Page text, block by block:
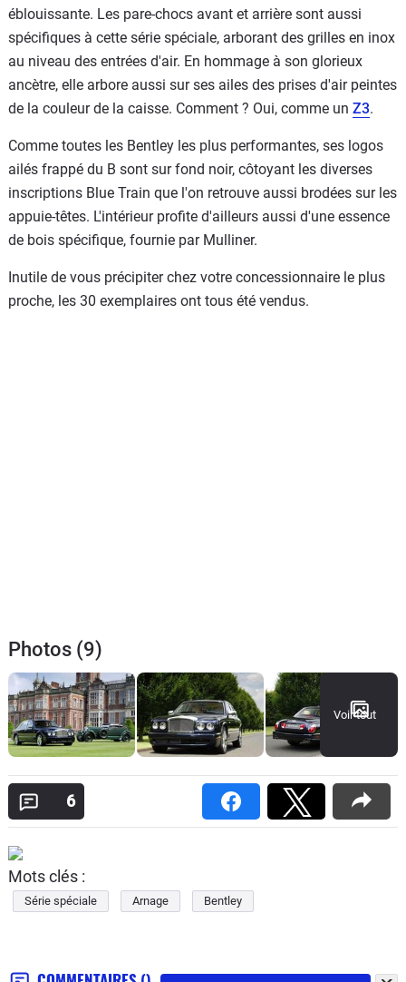
éblouissante. Les pare-chocs avant et arrière sont aussi
spécifiques à cette série spéciale, arborant des grilles en inox
au niveau des entrées d'air. En hommage à son glorieux
ancètre, elle arbore aussi sur ses ailes des prises d'air peintes
de la couleur de la caisse. Comment ? Oui, comme un Z3.
Comme toutes les Bentley les plus performantes, ses logos
ailés frappé du B sont sur fond noir, côtoyant les diverses
inscriptions Blue Train que l'on retrouve aussi brodées sur les
appuie-têtes. L'intérieur profite d'ailleurs aussi d'une essence
de bois spécifique, fournie par Mulliner.
Inutile de vous précipiter chez votre concessionnaire le plus
proche, les 30 exemplaires ont tous été vendus.
Photos (9)
Voir tout
6
Mots clés :
Série spéciale Arnage Bentley